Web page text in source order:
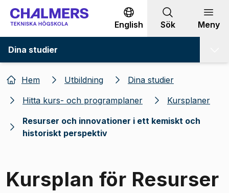
Gå till innehållet
English Sök Meny
Dina studier
Hem Utbildning
Dina studier
Hitta kurs- och programplaner
Kursplaner
Resurser och innovationer i ett kemiskt och
historiskt perspektiv
Kursplan för Resurser